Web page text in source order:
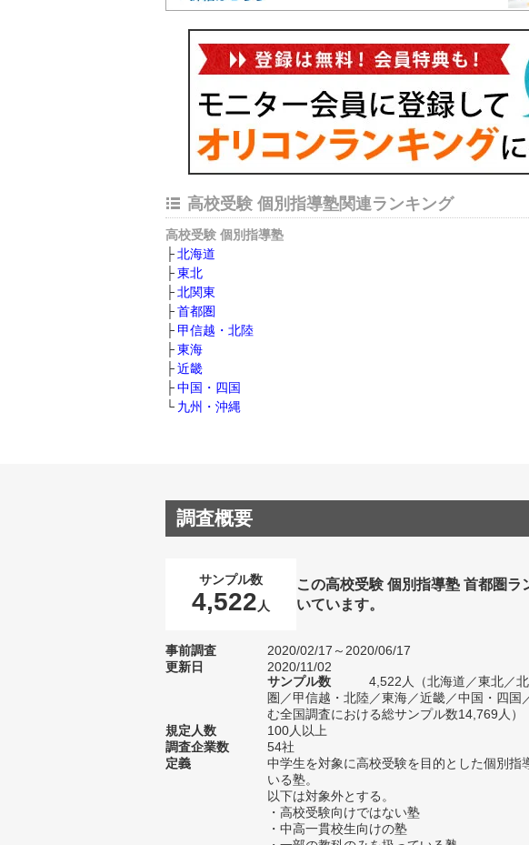
高校受験 個別指導塾関連ランキング
高校受験 個別指導塾
北海道
東北
北関東
首都圏
甲信越・北陸
東海
近畿
中国・四国
九州・沖縄
調査概要
サンプル数
4,522 人
この高校受験 個別指導塾 首都圏
いています。
事前調査
2020/02/17～2020/06/17
更新日
2020/11/02
サンプル数
4,522人（北海道／東北／
圏／甲信越・北陸／東海／近畿／中国・四国
む全国調査における総サンプル数14,769人）
規定人数
100人以上
調査企業数
54社
定義
中学生を対象に高校受験を目的とした個別指
いる塾。
以下は対象外とする。
・高校受験向けではない塾
・中高一貫校生向けの塾